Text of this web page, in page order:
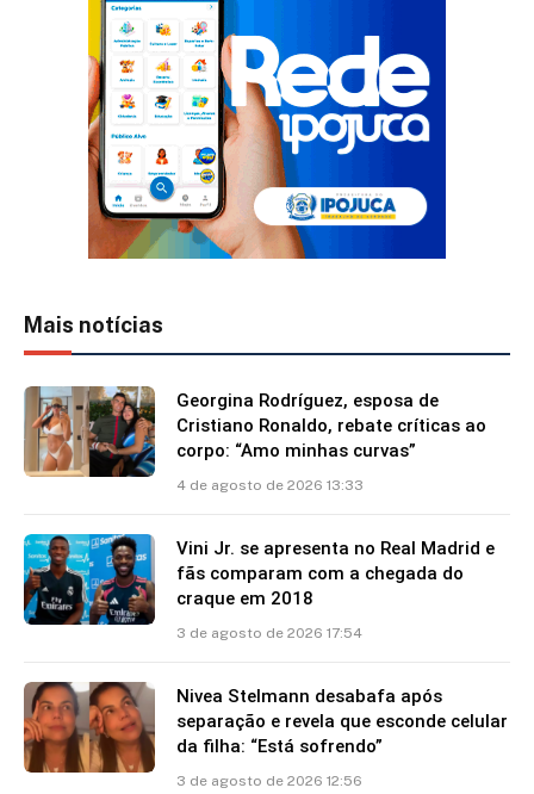
Mais notícias
Georgina Rodríguez, esposa de
Cristiano Ronaldo, rebate críticas ao
corpo: “Amo minhas curvas”
4 de agosto de 2026 13:33
Vini Jr. se apresenta no Real Madrid e
fãs comparam com a chegada do
craque em 2018
3 de agosto de 2026 17:54
Nivea Stelmann desabafa após
separação e revela que esconde celular
da filha: “Está sofrendo”
3 de agosto de 2026 12:56